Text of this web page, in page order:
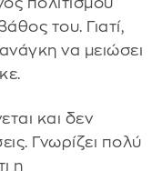
του. Γιατί,
να μειώσει
και δεν
Γνωρίζει πολύ
η